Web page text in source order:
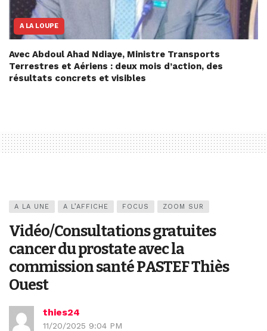
A LA LOUPE
Avec Abdoul Ahad Ndiaye, Ministre Transports
Terrestres et Aériens : deux mois d’action, des
résultats concrets et visibles
A LA UNE A L’AFFICHE FOCUS ZOOM SUR
Vidéo/Consultations gratuites
cancer du prostate avec la
commission santé PASTEF Thiès
Ouest
thies24
11/20/2025 9:04 PM